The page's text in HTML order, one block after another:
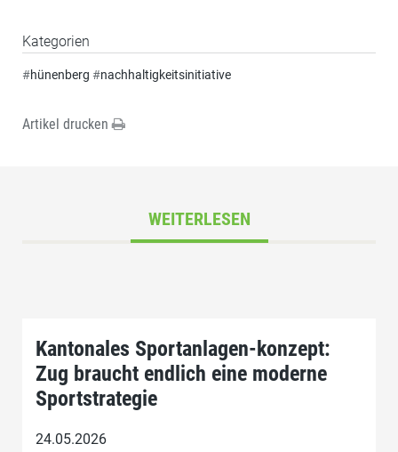
Kategorien
#hünenberg #nachhaltigkeitsinitiative
Artikel drucken
WEITERLESEN
Kantonales Sportanlagen-konzept:
Zug braucht endlich eine moderne
Sportstrategie
24.05.2026